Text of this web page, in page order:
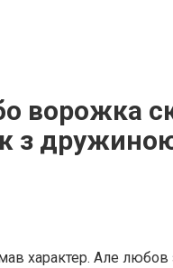
ворожка
з
характер. Але любов